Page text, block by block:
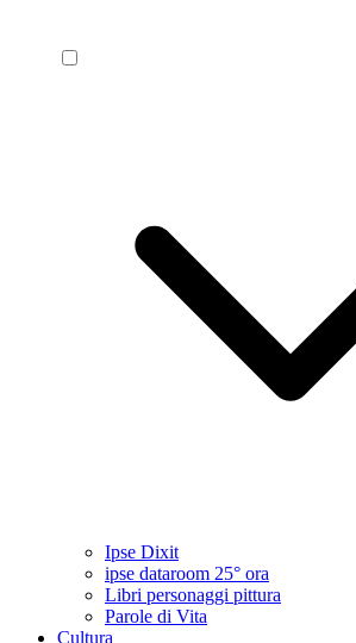
Ipse Dixit
ipse dataroom 25° ora
Libri personaggi pittura
Parole di Vita
Cultura